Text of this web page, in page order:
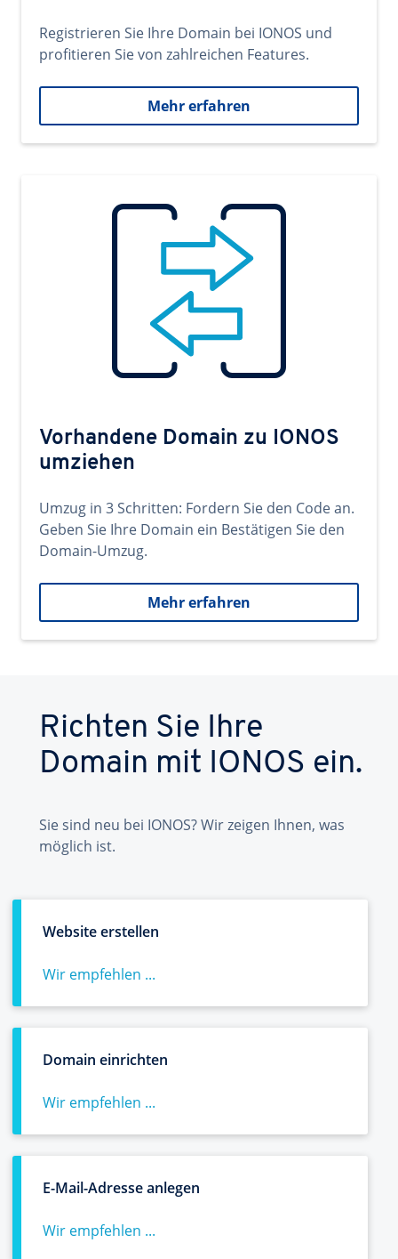
Registrieren Sie Ihre Domain bei IONOS und
profitieren Sie von zahlreichen Features.
Mehr erfahren
Vorhandene Domain zu IONOS
umziehen
Umzug in 3 Schritten: Fordern Sie den Code an.
Geben Sie Ihre Domain ein Bestätigen Sie den
Domain-Umzug.
Mehr erfahren
Richten Sie Ihre
Domain mit IONOS ein.
Sie sind neu bei IONOS? Wir zeigen Ihnen, was
möglich ist.
Website erstellen
Wir empfehlen ...
Domain einrichten
Wir empfehlen ...
E-Mail-Adresse anlegen
Wir empfehlen ...